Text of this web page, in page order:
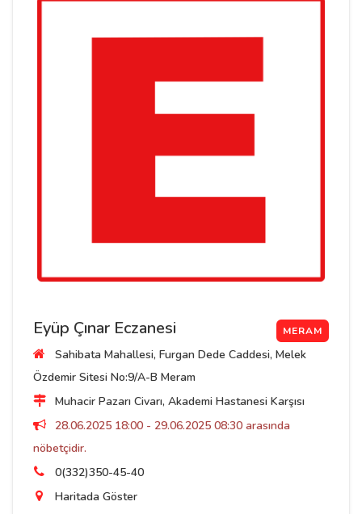
Eyüp Çınar Eczanesi MERAM
Sahibata Mahallesi, Furgan Dede Caddesi, Melek
Özdemir Sitesi No:9/A-B Meram
Muhacir Pazarı Civarı, Akademi Hastanesi Karşısı
28.06.2025 18:00 - 29.06.2025 08:30 arasında
nöbetçidir.
0(332)350-45-40
Haritada Göster